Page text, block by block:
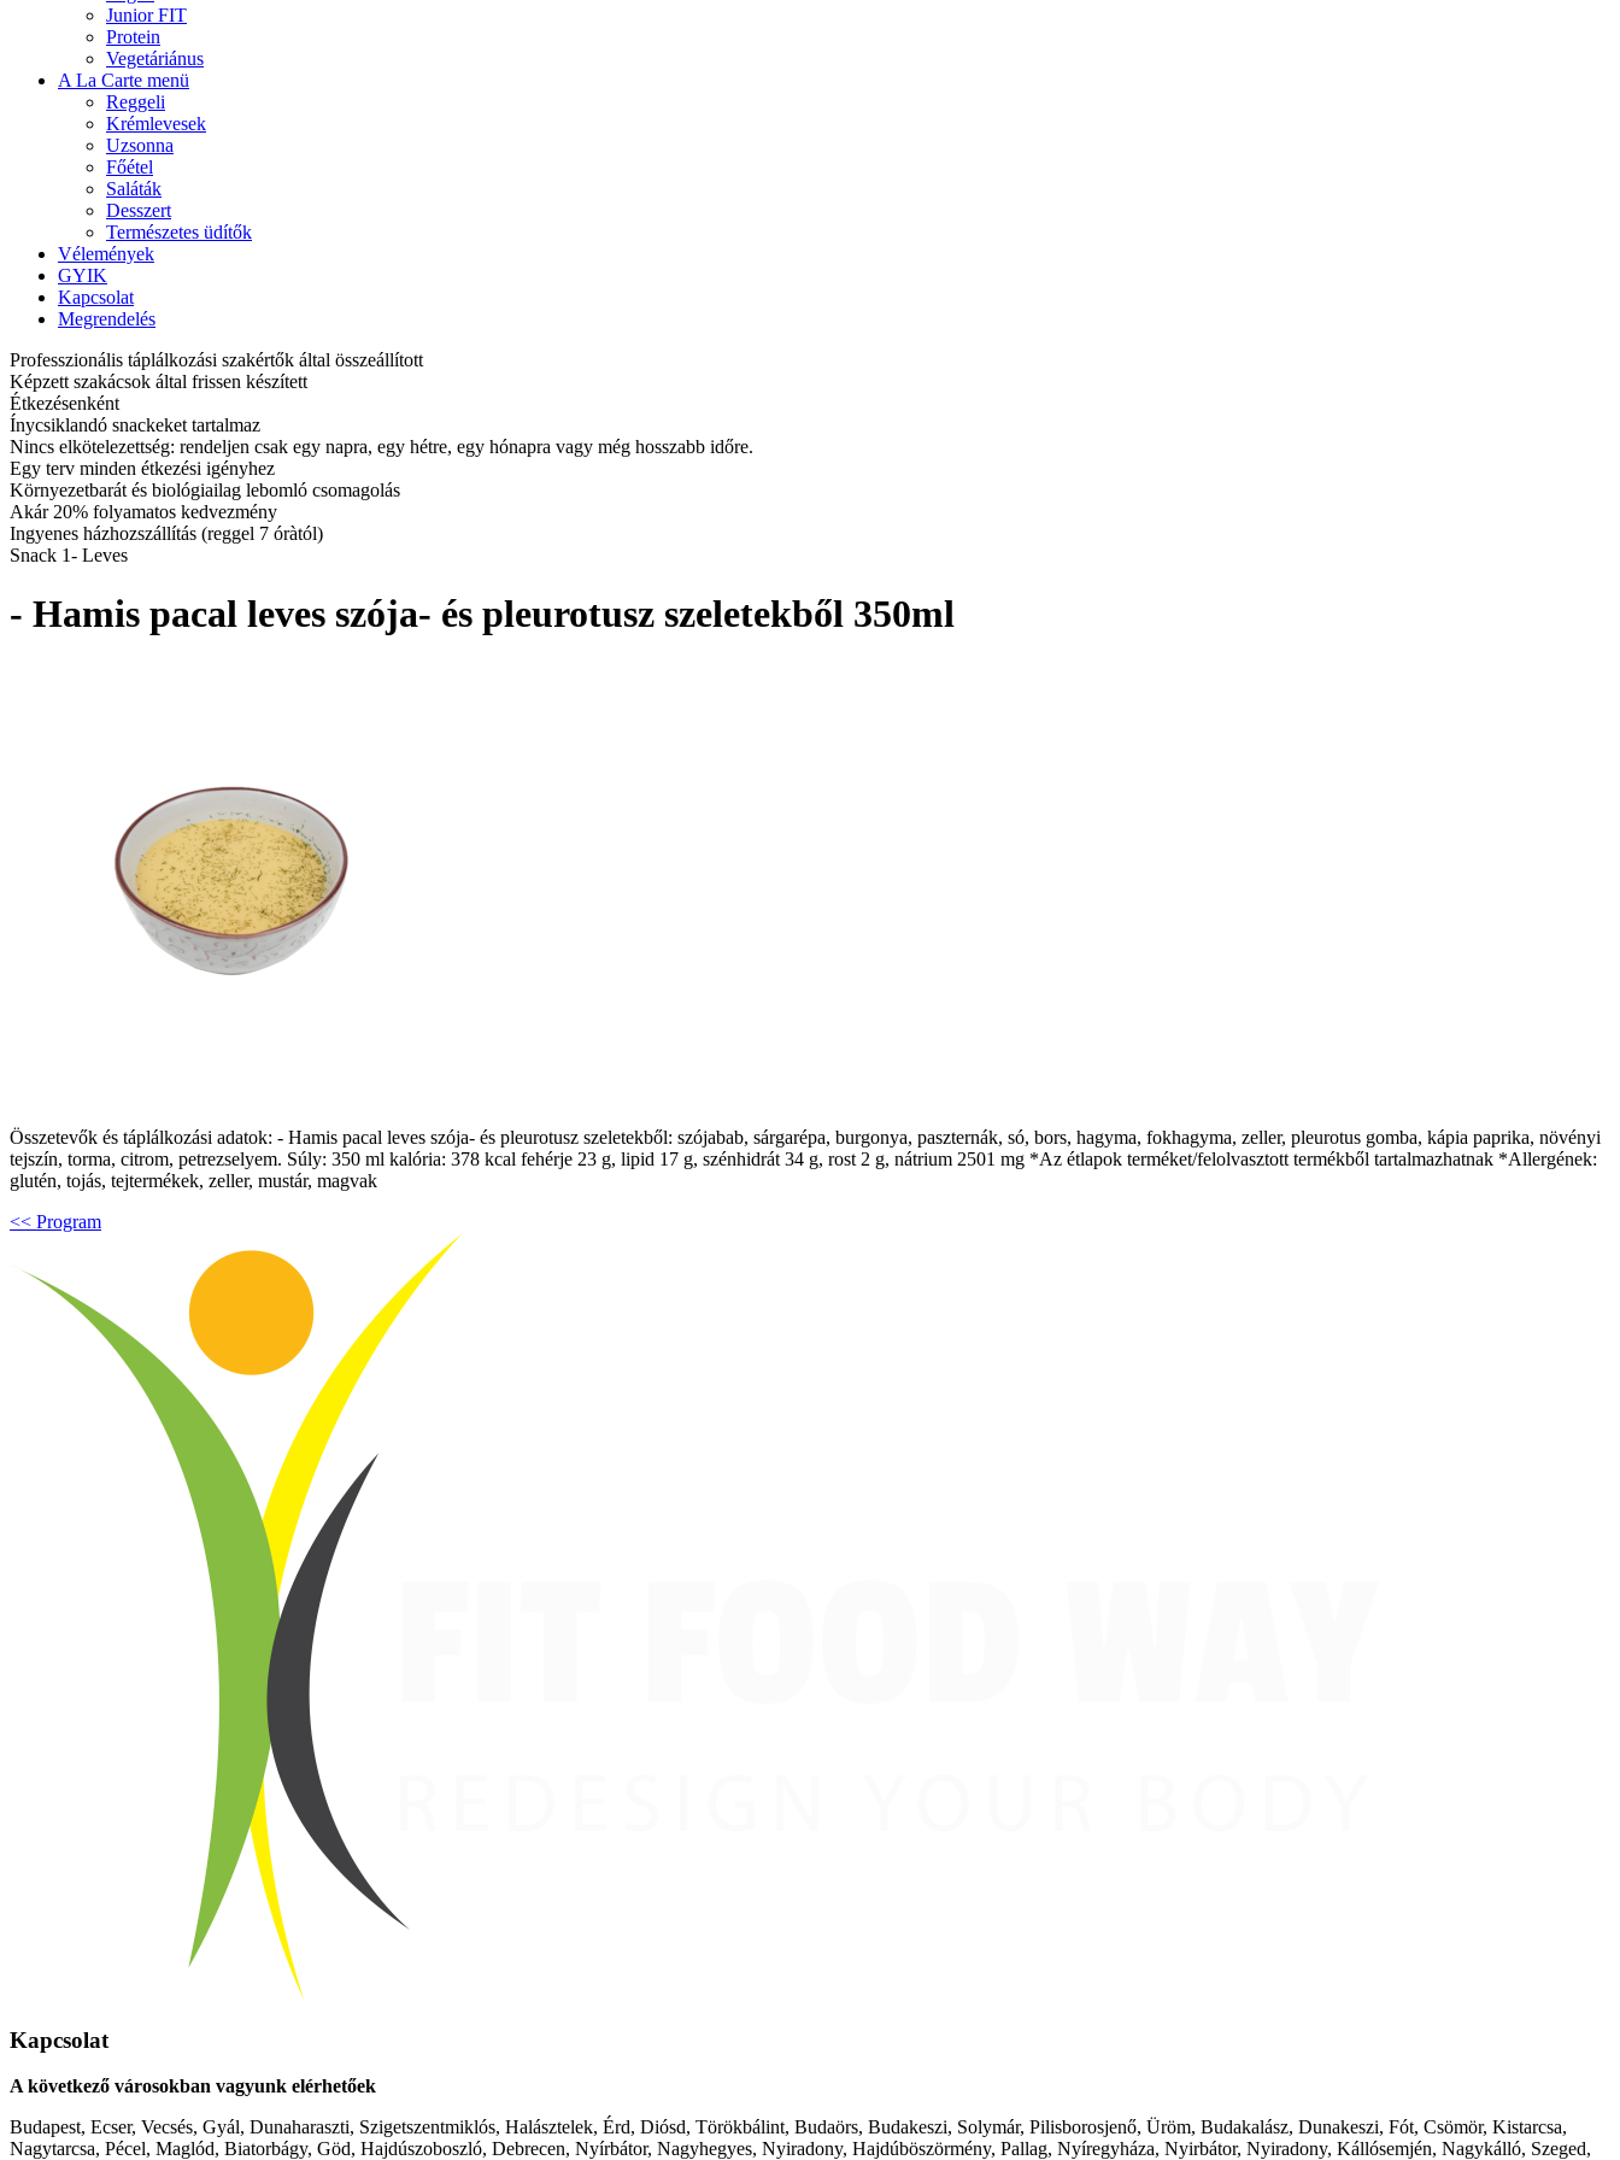
Junior FIT
Protein
Vegetáriánus
A La Carte menü
Reggeli
Krémlevesek
Uzsonna
Főétel
Saláták
Desszert
Természetes üdítők
Vélemények
GYIK
Kapcsolat
Megrendelés
Professzionális táplálkozási szakértők által összeállított
Képzett szakácsok által frissen készített
Étkezésenként
Ínycsiklandó snackeket tartalmaz
Nincs elkötelezettség: rendeljen csak egy napra, egy hétre, egy hónapra vagy még hosszabb időre.
Egy terv minden étkezési igényhez
Környezetbarát és biológiailag lebomló csomagolás
Akár 20% folyamatos kedvezmény
Ingyenes házhozszállítás (reggel 7 óràtól)
Snack 1- Leves
- Hamis pacal leves szója- és pleurotusz szeletekből 350ml
Összetevők és táplálkozási adatok: - Hamis pacal leves szója- és pleurotusz szeletekből: szójabab, sárgarépa, burgonya, paszternák, só, bors, hagyma, fokhagyma, zeller, pleurotus gomba, kápia paprika, növényi
tejszín, torma, citrom, petrezselyem. Súly: 350 ml kalória: 378 kcal fehérje 23 g, lipid 17 g, szénhidrát 34 g, rost 2 g, nátrium 2501 mg *Az étlapok terméket/felolvasztott termékből tartalmazhatnak *Allergének:
glutén, tojás, tejtermékek, zeller, mustár, magvak
<< Program
Kapcsolat
A következő városokban vagyunk elérhetőek
Budapest, Ecser, Vecsés, Gyál, Dunaharaszti, Szigetszentmiklós, Halásztelek, Érd, Diósd, Törökbálint, Budaörs, Budakeszi, Solymár, Pilisborosjenő, Üröm, Budakalász, Dunakeszi, Fót, Csömör, Kistarcsa,
Nagytarcsa, Pécel, Maglód, Biatorbágy, Göd, Hajdúszoboszló, Debrecen, Nyírbátor, Nagyhegyes, Nyiradony, Hajdúböszörmény, Pallag, Nyíregyháza, Nyirbátor, Nyiradony, Kállósemjén, Nagykálló, Szeged,